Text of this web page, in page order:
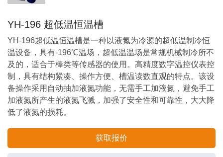
YH-196 超低温恒温槽
YH-196超低温恒温槽是一种以液氮为冷源的超低温制冷恒
温设备，具有-196℃温场，超低温温场是常规机械制冷所不
及的，适合于棒类等传感器的使用。高精度数字温控仪表控
制，具有结构紧凑、操作方便、槽温读数直观的特点。该设
备操作采用自动抽加液氮功能，无需手工加液氮，避免手工
加液氮所产生的液氮飞溅，加强了安全性和可靠性，大大降
低了液氮的损耗。
获取报价